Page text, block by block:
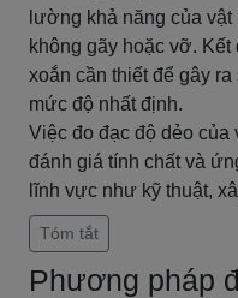
lường khả năng của
không gãy hoặc vỡ.
xoắn cần thiết để gây
mức độ nhất định.
Việc đo đạc độ dẻo của
đánh giá tính chất và
lĩnh vực như kỹ thuật,
Tóm tắt
Phương pháp